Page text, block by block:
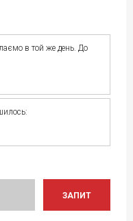
в той же день. До
ЗАПИТ